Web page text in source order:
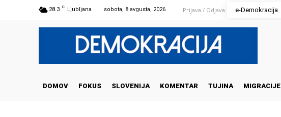
28.3 C Ljubljana sobota, 8 avgusta, 2026 Prijava / Odjava e-Demokracija
DOMOV FOKUS SLOVENIJA KOMENTAR TUJINA MIGRACIJE